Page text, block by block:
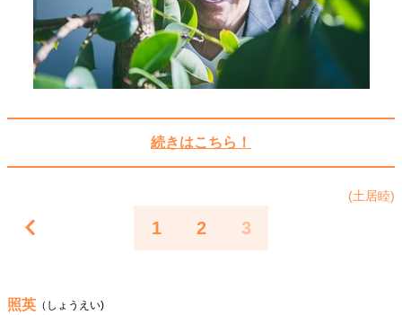
重圧との向き合い方 一流のルーティン
20代の現在地
忘れられない言葉
10代・20代の土台
50代のリアル
パートナーとの歩み方
親になるということ
一生モノの愛用品
60代のネクストステージ
70代のグランドデザイン
続きはこちら！
(土居睦)
1 2 3
照英 （しょうえい)